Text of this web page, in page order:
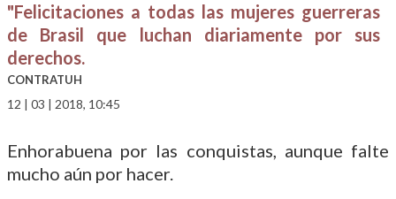
"Felicitaciones a todas las mujeres guerreras
de Brasil que luchan diariamente por sus
derechos.
CONTRATUH
12 | 03 | 2018, 10:45
Enhorabuena por las conquistas, aunque falte
mucho aún por hacer.